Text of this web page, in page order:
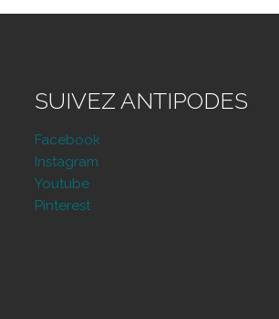
SUIVEZ ANTIPODES
Facebook
Instagram
Youtube
Pinterest